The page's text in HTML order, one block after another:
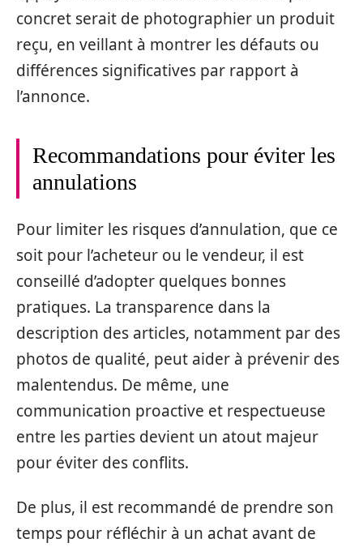
concret serait de photographier un produit
reçu, en veillant à montrer les défauts ou
différences significatives par rapport à
l’annonce.
Recommandations pour éviter les
annulations
Pour limiter les risques d’annulation, que ce
soit pour l’acheteur ou le vendeur, il est
conseillé d’adopter quelques bonnes
pratiques. La transparence dans la
description des articles, notamment par des
photos de qualité, peut aider à prévenir des
malentendus. De même, une
communication proactive et respectueuse
entre les parties devient un atout majeur
pour éviter des conflits.
De plus, il est recommandé de prendre son
temps pour réfléchir à un achat avant de